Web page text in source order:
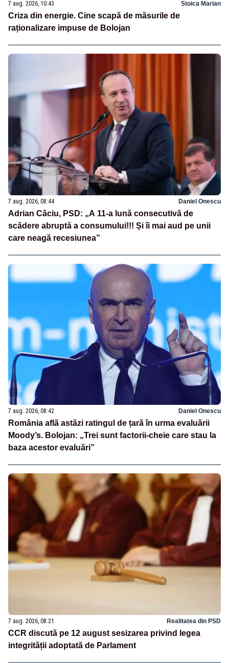
7 aug. 2026, 10:43 Stoica Marian
Criza din energie. Cine scapă de măsurile de
raționalizare impuse de Bolojan
7 aug. 2026, 08:44 Daniel Onescu
Adrian Câciu, PSD: „A 11-a lună consecutivă de
scădere abruptă a consumului!!! Și îi mai aud pe unii
care neagă recesiunea”
7 aug. 2026, 08:42 Daniel Onescu
România află astăzi ratingul de țară în urma evaluării
Moody’s. Bolojan: „Trei sunt factorii-cheie care stau la
baza acestor evaluări”
7 aug. 2026, 08:21 Realitatea din PSD
CCR discută pe 12 august sesizarea privind legea
integrității adoptată de Parlament